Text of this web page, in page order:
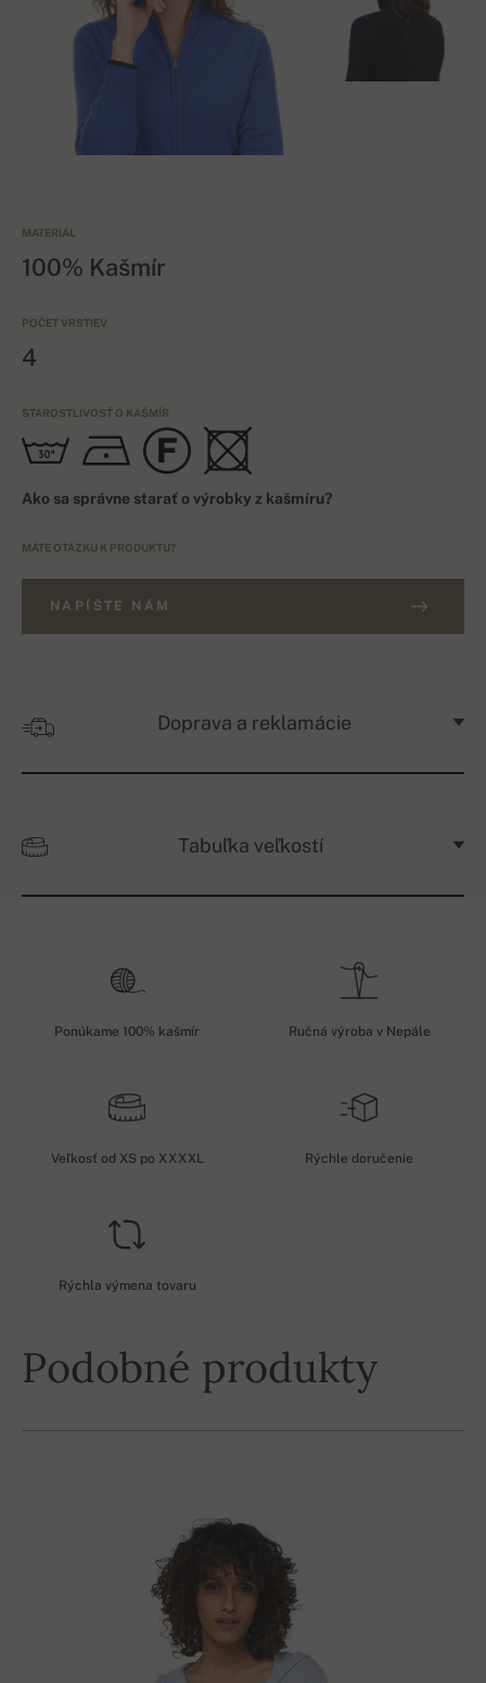
MATERIÁL
100% Kašmír
POČET VRSTIEV
4
STAROSTLIVOSŤ O KAŠMÍR
Ako sa správne starať o výrobky z kašmíru?
MÁTE OTÁZKU K PRODUKTU?
NAPÍŠTE NÁM
Doprava a reklamácie
Tabuľka veľkostí
Ponúkame 100% kašmír Ručná výroba v Nepále
Veľkosť od XS po XXXXL Rýchle doručenie
Rýchla výmena tovaru
Podobné produkty